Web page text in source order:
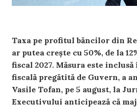
Taxa pe profitul băncilor din
ar putea crește cu 50%, de la
fiscal 2027. Măsura este
fiscală pregătită de Guvern, a
Vasile Tofan, pe 5 august, la
Executivului anticipează că